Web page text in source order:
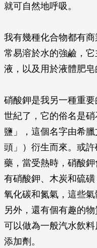
就可自然地呼吸。
我有幾種化合物都有
常易溶於水的強鹼，
液，以及用於液體肥皂
硝酸鉀是我另一種重
世紀了，它的俗名是
鹽」，這個名字由希
頭」）衍生而來。或
藥，當受熱時，硝酸
有硝酸鉀、木炭和硫
氧化碳和氮氣，這些氣
另外，還有個有趣的
可以做為一般汽水飲
添加劑。